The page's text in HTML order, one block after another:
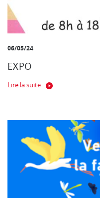
06/05/24
EXPO
Lire la suite